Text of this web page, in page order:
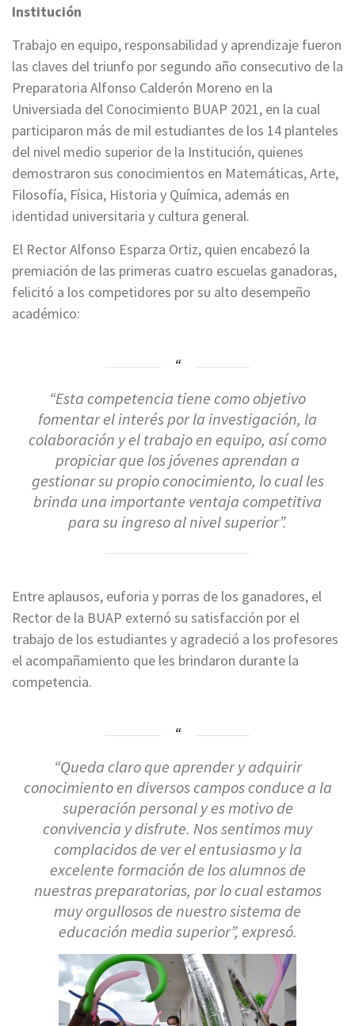
Institución
Trabajo en equipo, responsabilidad y aprendizaje fueron
las claves del triunfo por segundo año consecutivo de la
Preparatoria Alfonso Calderón Moreno en la
Universiada del Conocimiento BUAP 2021, en la cual
participaron más de mil estudiantes de los 14 planteles
del nivel medio superior de la Institución, quienes
demostraron sus conocimientos en Matemáticas, Arte,
Filosofía, Física, Historia y Química, además en
identidad universitaria y cultura general.
El Rector Alfonso Esparza Ortiz, quien encabezó la
premiación de las primeras cuatro escuelas ganadoras,
felicitó a los competidores por su alto desempeño
académico:
“Esta competencia tiene como objetivo
fomentar el interés por la investigación, la
colaboración y el trabajo en equipo, así como
propiciar que los jóvenes aprendan a
gestionar su propio conocimiento, lo cual les
brinda una importante ventaja competitiva
para su ingreso al nivel superior”.
Entre aplausos, euforia y porras de los ganadores, el
Rector de la BUAP externó su satisfacción por el
trabajo de los estudiantes y agradeció a los profesores
el acompañamiento que les brindaron durante la
competencia.
“Queda claro que aprender y adquirir
conocimiento en diversos campos conduce a la
superación personal y es motivo de
convivencia y disfrute. Nos sentimos muy
complacidos de ver el entusiasmo y la
excelente formación de los alumnos de
nuestras preparatorias, por lo cual estamos
muy orgullosos de nuestro sistema de
educación media superior”, expresó.